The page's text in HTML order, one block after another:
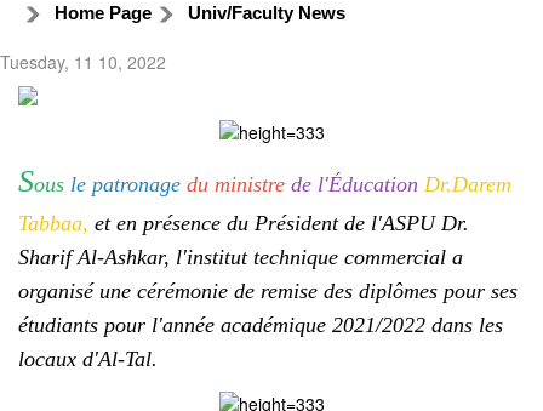
Home Page Univ/Faculty News
Tuesday, 11 10, 2022
Sous le patronage du ministre de l'Éducation Dr.Darem
Tabbaa, et en présence du Président de l'ASPU Dr.
Sharif Al-Ashkar, l'institut technique commercial a
organisé une cérémonie de remise des diplômes pour ses
étudiants pour l'année académique 2021/2022 dans les
locaux d'Al-Tal.